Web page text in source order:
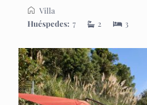
Villa
Huéspedes: 7 2 3